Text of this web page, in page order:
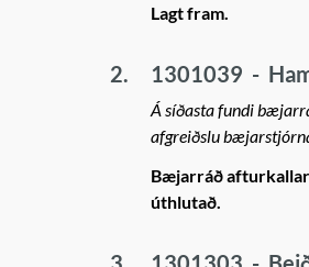
Lagt fram.
2. 1301039 -
Á síðasta fundi
afgreiðslu
Bæjarráð
úthlutað.